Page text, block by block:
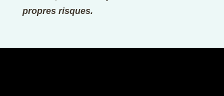
propres risques.